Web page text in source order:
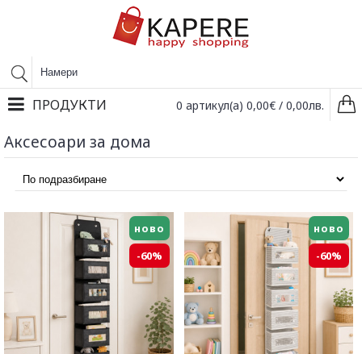
0 артикул(а) 0,00€ / 0,00лв.
ПРОДУКТИ
Аксесоари за дома
ново
-60%
ново
-60%